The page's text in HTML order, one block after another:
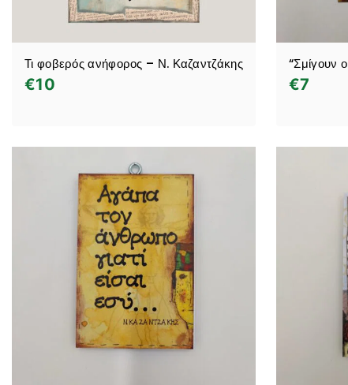
Τι φοβερός ανήφορος – Ν. Καζαντζάκης
€10
“Σμίγουν
€7